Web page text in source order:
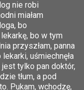
nie robi
miałam
bo
bo w tym
przyszłam, panna
uśmiechnęła
tylko pan doktór,
tłum, a pod
Pukam, wchodzę,